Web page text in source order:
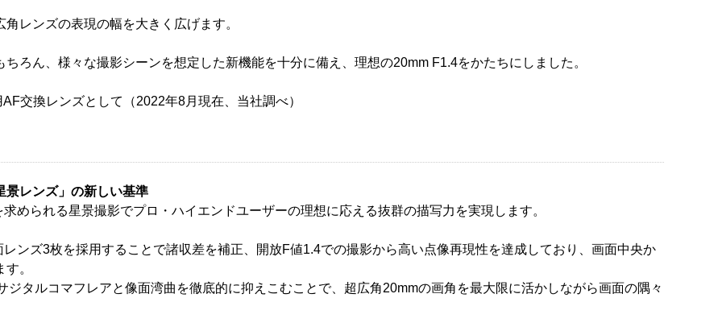
レンズの表現の幅を大きく広げます。
ろん、様々な撮影シーンを想定した新機能を十分に備え、理想の20mm F1.4をかたちにしました。
交換レンズとして（2022年8月現在、当社調べ）
景レンズ」の新しい基準
められる星景撮影でプロ・ハイエンドユーザーの理想に応える抜群の描写力を実現します。
ンズ3枚を採用することで諸収差を補正、開放F値1.4での撮影から高い点像再現性を達成しており、画面中央か
。
タルコマフレアと像面湾曲を徹底的に抑えこむことで、超広角20mmの画角を最大限に活かしながら画面の隅々